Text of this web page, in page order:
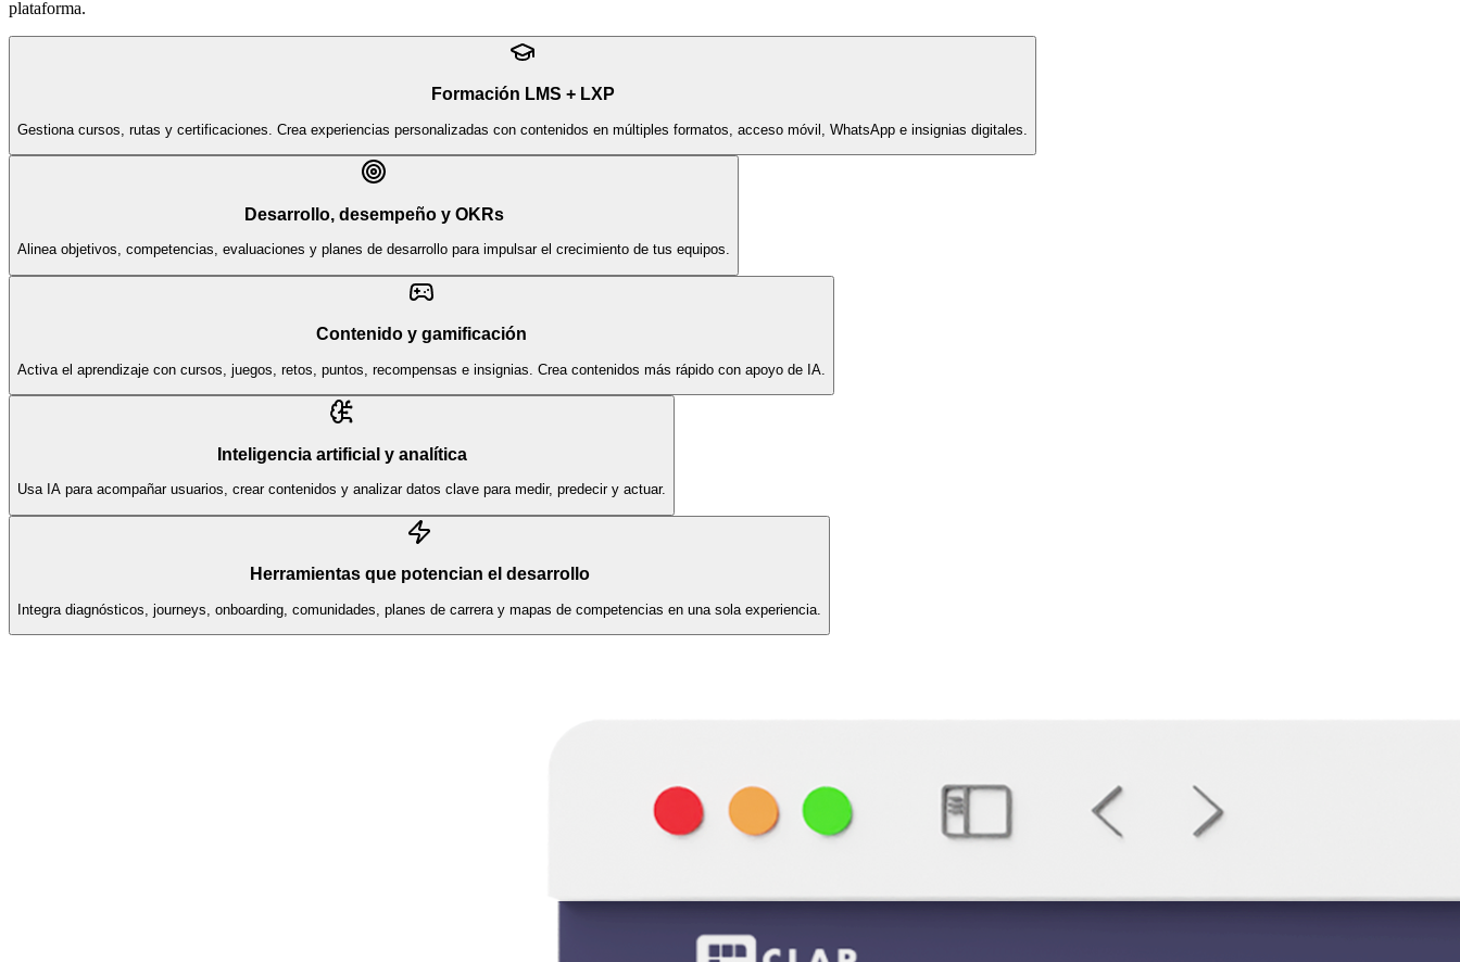
plataforma.
Formación LMS + LXP
Gestiona cursos, rutas y certificaciones. Crea experiencias personalizadas con contenidos en múltiples formatos, acceso móvil, WhatsApp e insignias digitales.
Desarrollo, desempeño y OKRs
Alinea objetivos, competencias, evaluaciones y planes de desarrollo para impulsar el crecimiento de tus equipos.
Contenido y gamificación
Activa el aprendizaje con cursos, juegos, retos, puntos, recompensas e insignias. Crea contenidos más rápido con apoyo de IA.
Inteligencia artificial y analítica
Usa IA para acompañar usuarios, crear contenidos y analizar datos clave para medir, predecir y actuar.
Herramientas que potencian el desarrollo
Integra diagnósticos, journeys, onboarding, comunidades, planes de carrera y mapas de competencias en una sola experiencia.